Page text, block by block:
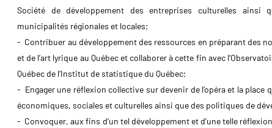
Société de développement des entreprises culturelles ainsi
municipalités régionales et locales;
- Contribuer au développement des ressources en préparant des
et de l’art lyrique au Québec et collaborer à cette fin avec
Québec de l’Institut de statistique du Québec;
- Engager une réflexion collective sur devenir de l’opéra et la
économiques, sociales et culturelles ainsi que des politiques de
- Convoquer, aux fins d’un tel développement et d’une telle